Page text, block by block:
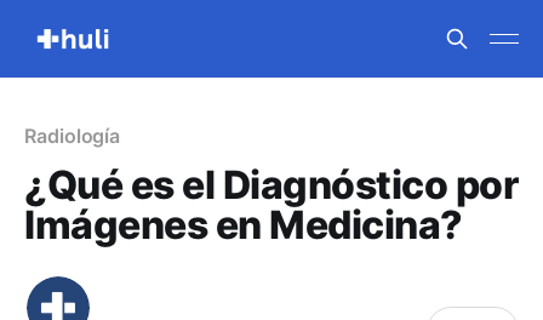
Radiología
¿Qué es el Diagnóstico por
Imágenes en Medicina?